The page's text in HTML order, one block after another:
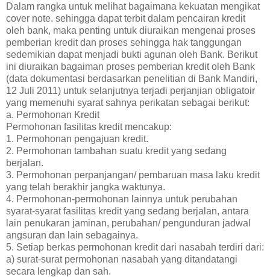
Dalam rangka untuk melihat bagaimana kekuatan mengikat
cover note. sehingga dapat terbit dalam pencairan kredit
oleh bank, maka penting untuk diuraikan mengenai proses
pemberian kredit dan proses sehingga hak tanggungan
sedemikian dapat menjadi bukti agunan oleh Bank. Berikut
ini diuraikan bagaiman proses pemberian kredit oleh Bank
(data dokumentasi berdasarkan penelitian di Bank Mandiri,
12 Juli 2011) untuk selanjutnya terjadi perjanjian obligatoir
yang memenuhi syarat sahnya perikatan sebagai berikut:
a. Permohonan Kredit
Permohonan fasilitas kredit mencakup:
1. Permohonan pengajuan kredit.
2. Permohonan tambahan suatu kredit yang sedang
berjalan.
3. Permohonan perpanjangan/ pembaruan masa laku kredit
yang telah berakhir jangka waktunya.
4. Permohonan-permohonan lainnya untuk perubahan
syarat-syarat fasilitas kredit yang sedang berjalan, antara
lain penukaran jaminan, perubahan/ pengunduran jadwal
angsuran dan lain sebagainya.
5. Setiap berkas permohonan kredit dari nasabah terdiri dari:
a) surat-surat permohonan nasabah yang ditandatangi
secara lengkap dan sah.